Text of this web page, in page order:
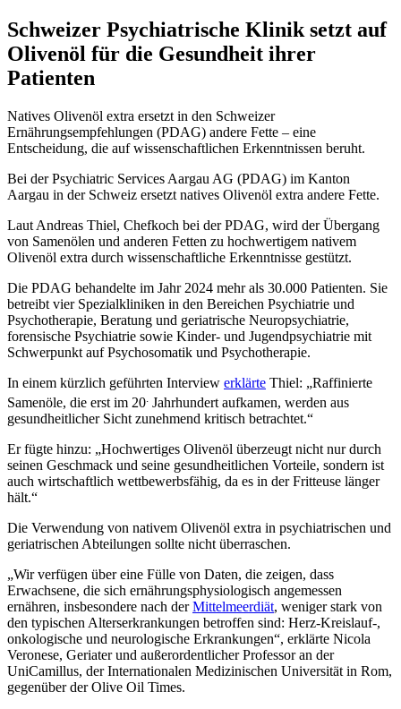
Schweizer Psychiatrische Klinik setzt auf
Olivenöl für die Gesundheit ihrer
Patienten
Natives Olivenöl extra ersetzt in den Schweizer
Ernährungsempfehlungen (PDAG) andere Fette – eine
Entscheidung, die auf wissenschaftlichen Erkenntnissen beruht.
Bei der Psychiatric Services Aargau AG (PDAG) im Kanton
Aargau in der Schweiz ersetzt natives Olivenöl extra andere Fette.
Laut Andreas Thiel, Chefkoch bei der PDAG, wird der Übergang
von Samenölen und anderen Fetten zu hochwertigem nativem
Olivenöl extra durch wissenschaftliche Erkenntnisse gestützt.
Die PDAG behandelte im Jahr 2024 mehr als 30.000 Patienten. Sie
betreibt vier Spezialkliniken in den Bereichen Psychiatrie und
Psychotherapie, Beratung und geriatrische Neuropsychiatrie,
forensische Psychiatrie sowie Kinder- und Jugendpsychiatrie mit
Schwerpunkt auf Psychosomatik und Psychotherapie.
In einem kürzlich geführten Interview erklärte Thiel: „Raffinierte
Samenöle, die erst im 20 Jahrhundert aufkamen, werden aus
gesundheitlicher Sicht zunehmend kritisch betrachtet.“
Er fügte hinzu: „Hochwertiges Olivenöl überzeugt nicht nur durch
seinen Geschmack und seine gesundheitlichen Vorteile, sondern ist
auch wirtschaftlich wettbewerbsfähig, da es in der Fritteuse länger
hält.“
Die Verwendung von nativem Olivenöl extra in psychiatrischen und
geriatrischen Abteilungen sollte nicht überraschen.
„Wir verfügen über eine Fülle von Daten, die zeigen, dass
Erwachsene, die sich ernährungsphysiologisch angemessen
ernähren, insbesondere nach derMittelmeerdiät, weniger stark von
den typischen Alterserkrankungen betroffen sind: Herz-Kreislauf-,
onkologische und neurologische Erkrankungen“, erklärte Nicola
Veronese, Geriater und außerordentlicher Professor an der
UniCamillus, der Internationalen Medizinischen Universität in Rom,
gegenüber der Olive Oil Times.